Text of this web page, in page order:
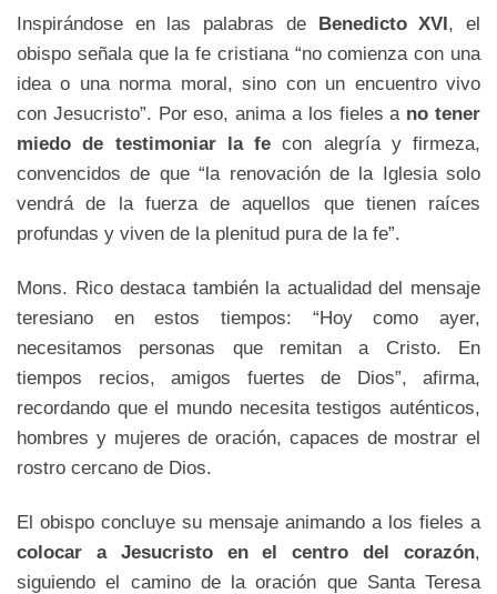
Inspirándose en las palabras de Benedicto XVI, el
obispo señala que la fe cristiana “no comienza con una
idea o una norma moral, sino con un encuentro vivo
con Jesucristo”. Por eso, anima a los fieles a no tener
miedo de testimoniar la fe con alegría y firmeza,
convencidos de que “la renovación de la Iglesia solo
vendrá de la fuerza de aquellos que tienen raíces
profundas y viven de la plenitud pura de la fe”.
Mons. Rico destaca también la actualidad del mensaje
teresiano en estos tiempos: “Hoy como ayer,
necesitamos personas que remitan a Cristo. En
tiempos recios, amigos fuertes de Dios”, afirma,
recordando que el mundo necesita testigos auténticos,
hombres y mujeres de oración, capaces de mostrar el
rostro cercano de Dios.
El obispo concluye su mensaje animando a los fieles a
colocar a Jesucristo en el centro del corazón,
siguiendo el camino de la oración que Santa Teresa